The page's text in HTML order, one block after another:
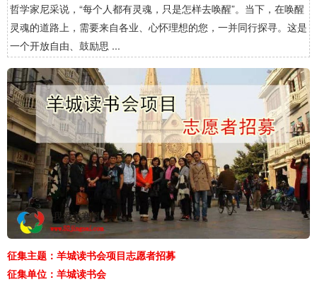
哲学家尼采说，“每个人都有灵魂，只是怎样去唤醒”。当下，在唤醒
灵魂的道路上，需要来自各业、心怀理想的您，一并同行探寻。这是
一个开放自由、鼓励思 ...
征集主题：羊城读书会项目志愿者招募
征集单位：羊城读书会